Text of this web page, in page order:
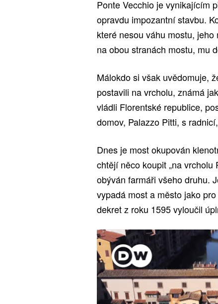
Ponte Vecchio je vynikajícím
opravdu impozantní stavbu.
které nesou váhu mostu,
na obou stranách mostu, mu
Málokdo si však uvědomuje,
postavili na vrcholu, známá
vládli Florentské republice,
domov, Palazzo Pitti, s
Dnes je most okupován
chtějí něco koupit „na
obýván farmáři všeho druhu.
vypadá most a město jako
dekret z roku 1595 vyloučil